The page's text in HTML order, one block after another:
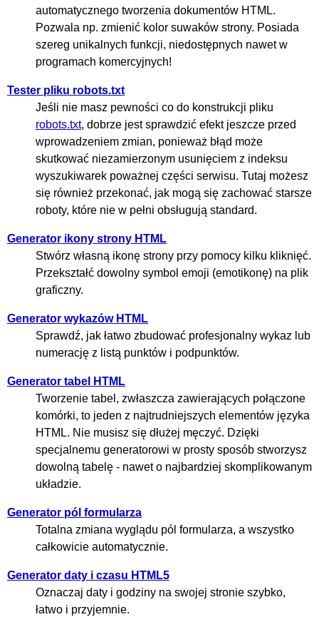
automatycznego tworzenia dokumentów HTML.
Pozwala np. zmienić kolor suwaków strony. Posiada
szereg unikalnych funkcji, niedostępnych nawet w
programach komercyjnych!
Tester pliku robots.txt
Jeśli nie masz pewności co do konstrukcji pliku
robots.txt, dobrze jest sprawdzić efekt jeszcze przed
wprowadzeniem zmian, ponieważ błąd może
skutkować niezamierzonym usunięciem z indeksu
wyszukiwarek poważnej części serwisu. Tutaj możesz
się również przekonać, jak mogą się zachować starsze
roboty, które nie w pełni obsługują standard.
Generator ikony strony HTML
Stwórz własną ikonę strony przy pomocy kilku kliknięć.
Przekształć dowolny symbol emoji (emotikonę) na plik
graficzny.
Generator wykazów HTML
Sprawdź, jak łatwo zbudować profesjonalny wykaz lub
numerację z listą punktów i podpunktów.
Generator tabel HTML
Tworzenie tabel, zwłaszcza zawierających połączone
komórki, to jeden z najtrudniejszych elementów języka
HTML. Nie musisz się dłużej męczyć. Dzięki
specjalnemu generatorowi w prosty sposób stworzysz
dowolną tabelę - nawet o najbardziej skomplikowanym
układzie.
Generator pól formularza
Totalna zmiana wyglądu pól formularza, a wszystko
całkowicie automatycznie.
Generator daty i czasu HTML5
Oznaczaj daty i godziny na swojej stronie szybko,
łatwo i przyjemnie.